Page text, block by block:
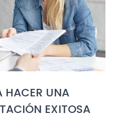
HACER UNA
EXITOSA